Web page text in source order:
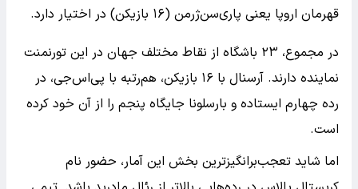
قهرمان اروپا یعنی پاری‌سن‌ژرمن (۱۶ بازیکن) در اختیار دارد.
در مجموع، ۲۳ باشگاه از نقاط مختلف جهان در این تورنمنت
نماینده دارند. آرسنال با ۱۶ بازیکن، هم‌رتبه با پی‌اس‌جی، در
رده چهارم ایستاده و بارسلونا جایگاه پنجم را از آن خود کرده
است.
اما شاید تعجب‌برانگیزترین بخش این آمار، حضور نام